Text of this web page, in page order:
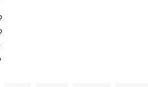
рублей.